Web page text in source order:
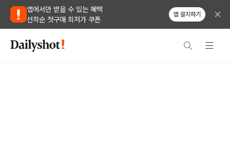
앱에서만 받을 수 있는 혜택
선착순 첫구매 최저가 쿠폰
앱 설치하기